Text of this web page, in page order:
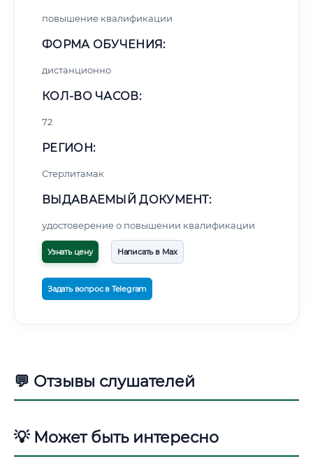
повышение квалификации
ФОРМА ОБУЧЕНИЯ:
дистанционно
КОЛ-ВО ЧАСОВ:
72
РЕГИОН:
Стерлитамак
ВЫДАВАЕМЫЙ ДОКУМЕНТ:
удостоверение о повышении квалификации
Узнать цену Написать в Max
Задать вопрос в Telegram
💬 Отзывы слушателей
💡 Может быть интересно